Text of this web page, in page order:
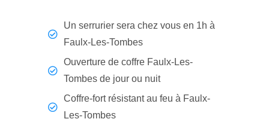
Un serrurier sera chez vous en 1h à
Faulx-Les-Tombes
Ouverture de coffre Faulx-Les-
Tombes de jour ou nuit
Coffre-fort résistant au feu à Faulx-
Les-Tombes